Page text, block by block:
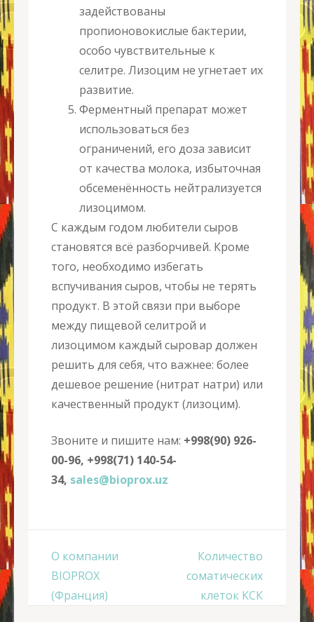
задействованы
пропионовокислые бактерии,
особо чувствительные к
селитре. Лизоцим не угнетает их
развитие.
Ферментный препарат может
использоваться без
ограничений, его доза зависит
от качества молока, избыточная
обсеменённость нейтрализуется
лизоцимом.
С каждым годом любители сыров
становятся всё разборчивей. Кроме
того, необходимо избегать
вспучивания сыров, чтобы не терять
продукт. В этой связи при выборе
между пищевой селитрой и
лизоцимом каждый сыровар должен
решить для себя, что важнее: более
дешевое решение (нитрат натри) или
качественный продукт (лизоцим).
Звоните и пишите нам: +998(90) 926-
00-96, +998(71) 140-54-
34, sales@bioprox.uz
Навигация
по
записям
О компании
BIOPROX
(Франция)
Количество
соматических
клеток КСК